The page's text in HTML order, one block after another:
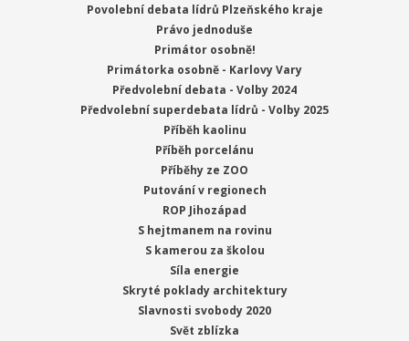
Povolební debata lídrů Plzeňského kraje
Právo jednoduše
Primátor osobně!
Primátorka osobně - Karlovy Vary
Předvolební debata - Volby 2024
Předvolební superdebata lídrů - Volby 2025
Příběh kaolinu
Příběh porcelánu
Příběhy ze ZOO
Putování v regionech
ROP Jihozápad
S hejtmanem na rovinu
S kamerou za školou
Síla energie
Skryté poklady architektury
Slavnosti svobody 2020
Svět zblízka